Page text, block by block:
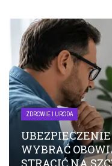
ZDROWIE I URODA
WYBRAĆ
STRACIĆ NA